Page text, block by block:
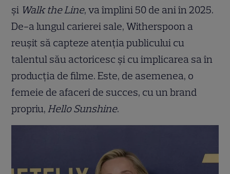
și Walk the Line, va împlini 50 de ani în 2025.
De-a lungul carierei sale, Witherspoon a
reușit să capteze atenția publicului cu
talentul său actoricesc și cu implicarea sa în
producția de filme. Este, de asemenea, o
femeie de afaceri de succes, cu un brand
propriu,Hello Sunshine.